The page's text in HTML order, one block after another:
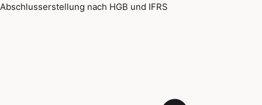
Abschlusserstellung nach HGB und IFRS